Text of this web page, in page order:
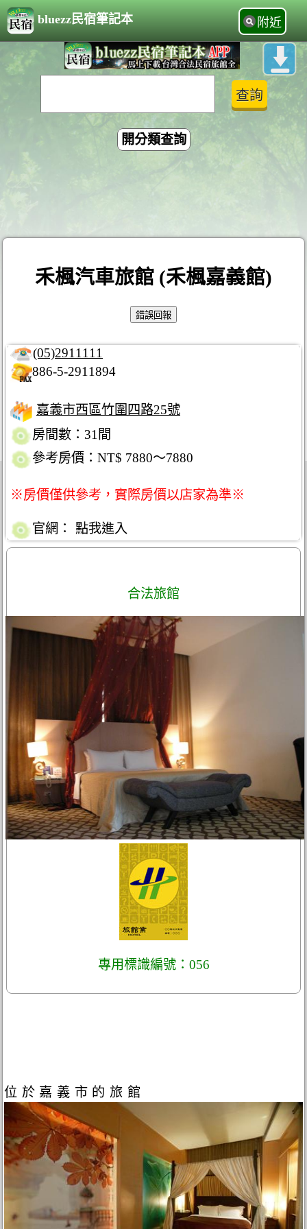
bluezz民宿筆記本 附近
開分類查詢
禾楓汽車旅館 (禾楓嘉義館)
(05)2911111
886-5-2911894
嘉義市西區竹圍四路25號
房間數：31間
參考房價：NT$ 7880～7880
※房價僅供參考，實際房價以店家為準※
官網： 點我進入
合法旅館
專用標識編號：056
位於嘉義市的旅館